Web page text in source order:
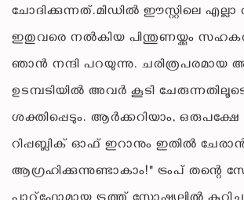
ചോദിക്കുന്നത്.മിഡിൽ ഈസ്റ്റിലെ എല്ലാ
ഇതുവരെ നൽകിയ പിന്തുണയ്ക്കും
ഞാൻ നന്ദി പറയുന്നു. ചരിത്രപരമായ
ഉടമ്പടിയിൽ അവർ കൂടി
ശക്തിപ്പെടും. ആർക്കറിയാം, ഒരുപക്ഷേ
റിപ്പബ്ലിക് ഓഫ് ഇറാനും ഇതിൽ
ആഗ്രഹിക്കുന്നുണ്ടാകാം!" ട്രംപ് തന്റെ